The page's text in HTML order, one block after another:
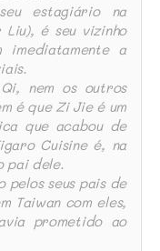
estagiário na
é seu vizinho
imediatamente a
nem os outros
é que Zi Jie é um
que acabou de
Cuisine é, na
pai dele.
pelos seus pais de
Taiwan com eles,
prometido ao